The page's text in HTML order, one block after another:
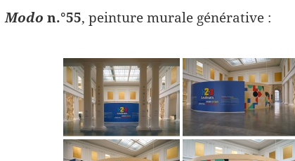
Modo n.°55, peinture murale générative :